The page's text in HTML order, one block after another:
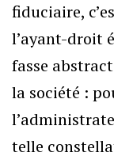
fiduciaire,
l’ayant-droit
fasse
la société :
telle